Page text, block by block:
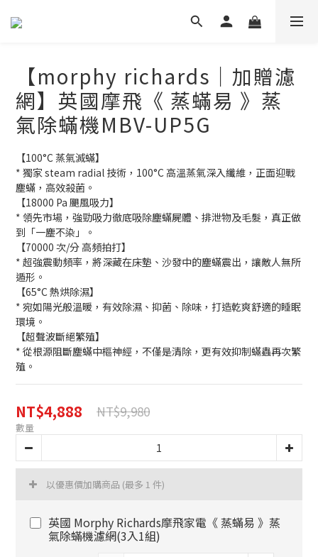
【morphy richards｜加贈濾
網】英國摩飛《 蒸蟎易 》蒸
氣除蟎機MBV-UP5G
【100°C 蒸氣滅蟎】
* 獨家 steam radial 技術，100°C 高溫蒸氣深入纖維，正面迎戰
塵蟎，高效殺菌。
【18000 Pa 颶風吸力】
* 領先市場，強勁吸力徹底吸除塵蟎屍體、排泄物及毛髮，真正做
到「一塵不染」。
【70000 次/分 高頻拍打】
* 超強震動頻率，將深藏在床墊、沙發中的塵蟎震出，讓敵人無所
遁形。
【65°C 熱烘除濕】
* 宛如陽光般溫暖，有效除濕、抑菌、除味，打造乾爽舒適的睡眠
環境。
【超聲波斷絕繁殖】
* 從根源阻斷塵蟎中樞神經，不僅是清除，更有效抑制蟎蟲再次繁
殖。
NT$4,888 NT$9,980
數量
以優惠價加購商品 (最多 1 件)
英國 Morphy Richards摩飛家電《 蒸蟎易 》蒸
氣除蟎機濾網(3入1組)